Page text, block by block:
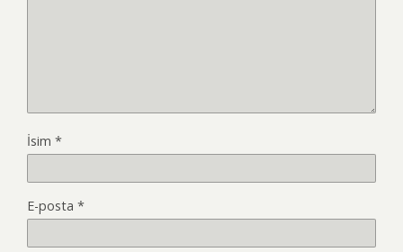
İsim *
E-posta *